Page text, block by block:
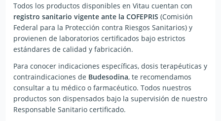
Todos los productos disponibles en Vitau cuentan con
registro sanitario vigente ante la COFEPRIS (Comisión
Federal para la Protección contra Riesgos Sanitarios) y
provienen de laboratorios certificados bajo estrictos
estándares de calidad y fabricación.
Para conocer indicaciones específicas, dosis terapéuticas y
contraindicaciones de Budesodina, te recomendamos
consultar a tu médico o farmacéutico. Todos nuestros
productos son dispensados bajo la supervisión de nuestro
Responsable Sanitario certificado.